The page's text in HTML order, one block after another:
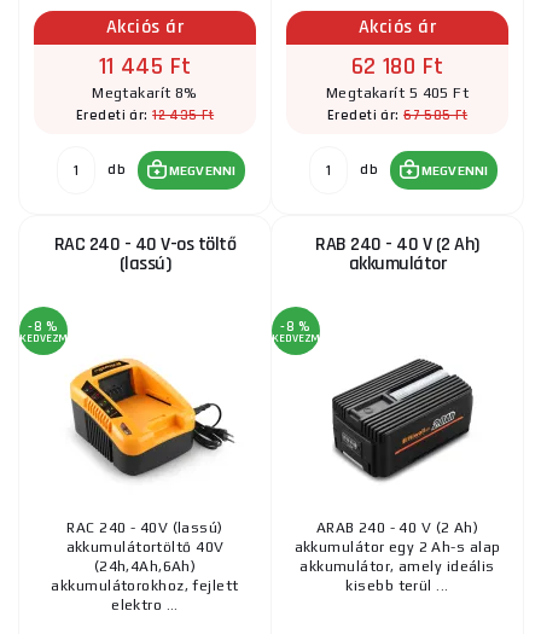
Akciós ár
11 445 Ft
Megtakarít 8%
Eredeti ár:12 435 Ft
db MEGVENNI
Akciós ár
62 180 Ft
Megtakarít 5 405 Ft
Eredeti ár:67 585 Ft
db MEGVENNI
RAC 240 - 40 V-os töltő
(lassú)
-8 %
KEDVEZMÉNY
RAC 240 - 40V (lassú)
akkumulátortöltő 40V
(24h,4Ah,6Ah)
akkumulátorokhoz, fejlett
elektro ...
RAB 240 - 40 V (2 Ah)
akkumulátor
-8 %
KEDVEZMÉNY
ARAB 240 - 40 V (2 Ah)
akkumulátor egy 2 Ah-s alap
akkumulátor, amely ideális
kisebb terül ...